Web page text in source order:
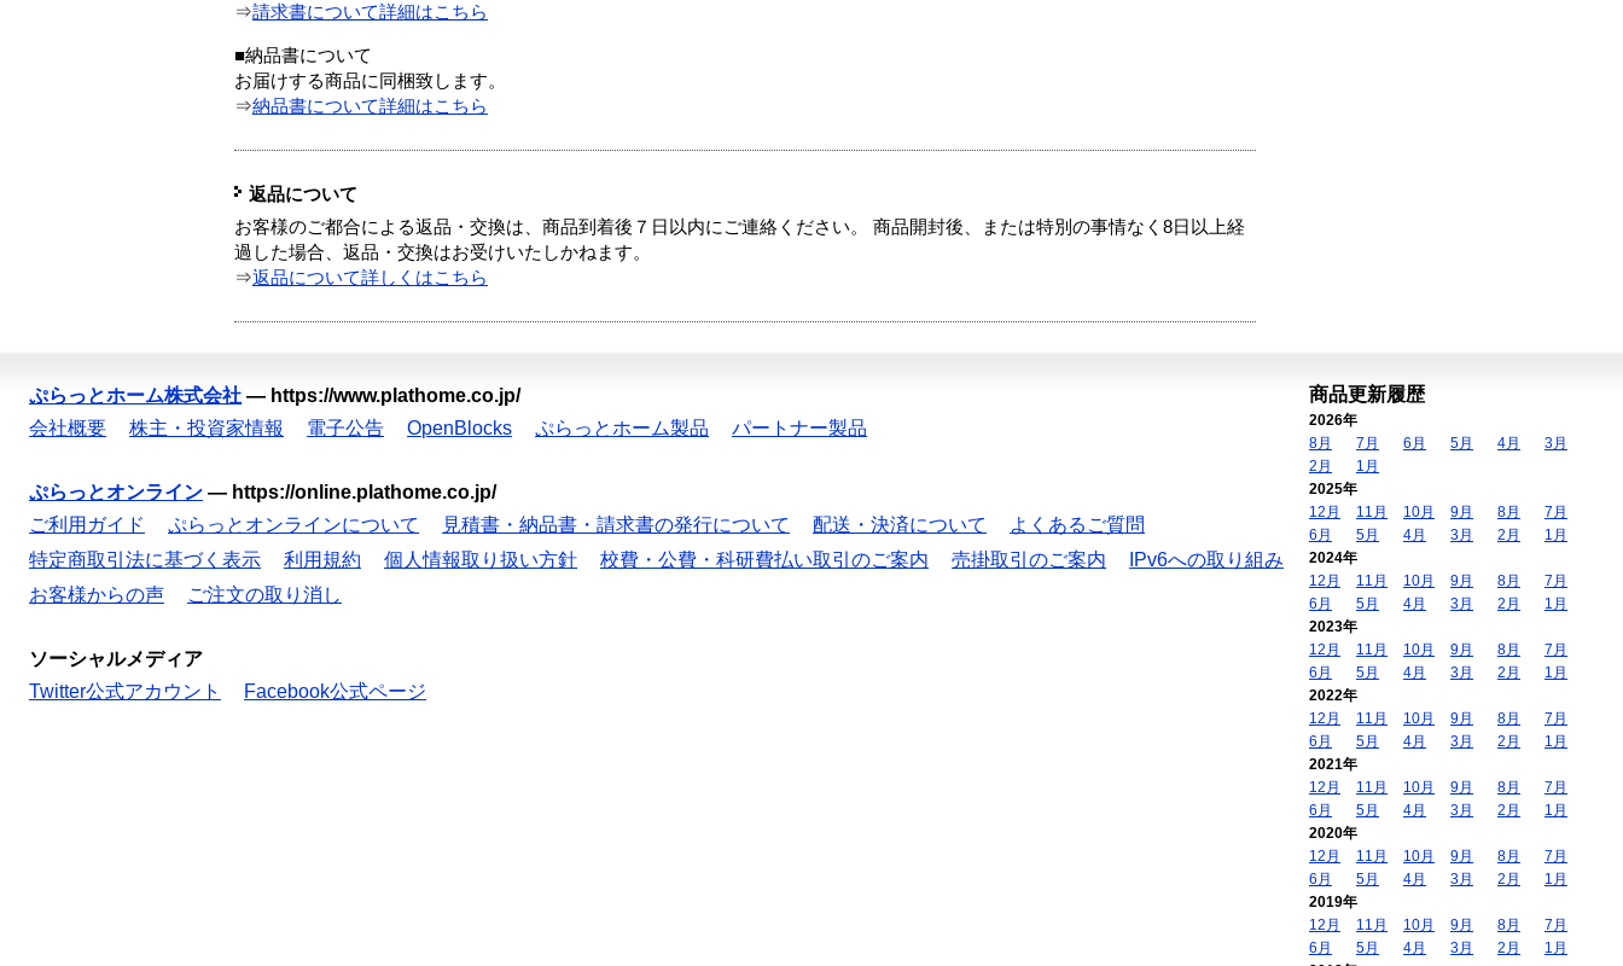
⇒請求書について詳細はこちら
■納品書について
お届けする商品に同梱致します。
⇒納品書について詳細はこちら
返品について
お客様のご都合による返品・交換は、商品到着後７日以内にご連絡ください。 商品開封後、または特別の事情なく8日以上経
過した場合、返品・交換はお受けいたしかねます。
⇒返品について詳しくはこちら
ぷらっとホーム株式会社 — https://www.plathome.co.jp/
会社概要
株主・投資家情報 電子公告 OpenBlocks ぷらっとホーム製品 パートナー製品
ぷらっとオンライン — https://online.plathome.co.jp/
ご利用ガイド
ぷらっとオンラインについて 見積書・納品書・請求書の発行について 配送・決済について
よくあるご質問
特定商取引法に基づく表示
利用規約 個人情報取り扱い方針 校費・公費・科研費払い取引のご案内 売掛取引のご案内
IPv6への取り組み
お客様からの声
ご注文の取り消し
ソーシャルメディア
Twitter公式アカウント
Facebook公式ページ
商品更新履歴
2026年
8月
7月 6月 5月 4月
3月
2月
1月
2025年
12月
11月 10月 9月 8月
7月
6月
5月 4月 3月 2月
1月
2024年
12月
11月 10月 9月 8月
7月
6月
5月 4月 3月 2月
1月
2023年
12月
11月 10月 9月 8月
7月
6月
5月 4月 3月 2月
1月
2022年
12月
11月 10月 9月 8月
7月
6月
5月 4月 3月 2月
1月
2021年
12月
11月 10月 9月 8月
7月
6月
5月 4月 3月 2月
1月
2020年
12月
11月 10月 9月 8月
7月
6月
5月 4月 3月 2月
1月
2019年
12月
11月 10月 9月 8月
7月
6月
5月 4月 3月 2月
1月